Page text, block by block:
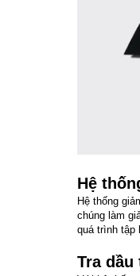
Hệ
Hệ thống
chúng làm
quá trình tập
Tra